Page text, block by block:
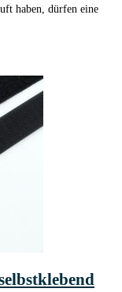
haben, dürfen eine